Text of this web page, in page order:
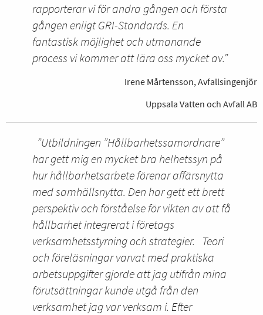
rapporterar vi för andra gången och första
gången enligt GRI-Standards. En
fantastisk möjlighet och utmanande
process vi kommer att lära oss mycket av.”
Irene Mårtensson, Avfallsingenjör
Uppsala Vatten och Avfall AB
”Utbildningen ”Hållbarhetssamordnare”
har gett mig en mycket bra helhetssyn på
hur hållbarhetsarbete förenar affärsnytta
med samhällsnytta. Den har gett ett brett
perspektiv och förståelse för vikten av att få
hållbarhet integrerat i företags
verksamhetsstyrning och strategier.
Teori
och föreläsningar varvat med praktiska
arbetsuppgifter gjorde att jag utifrån mina
förutsättningar kunde utgå från den
verksamhet jag var verksam i. Efter